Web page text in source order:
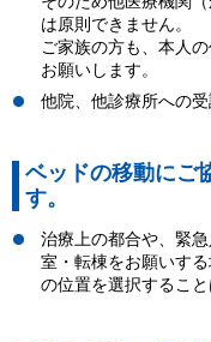
は原則できません。
ご家族の方も、本人
お願いします。
他院、他診療所への
ベッドの移動にご
す。
治療上の都合や、緊
室・転棟をお願いす
の位置を選択すること